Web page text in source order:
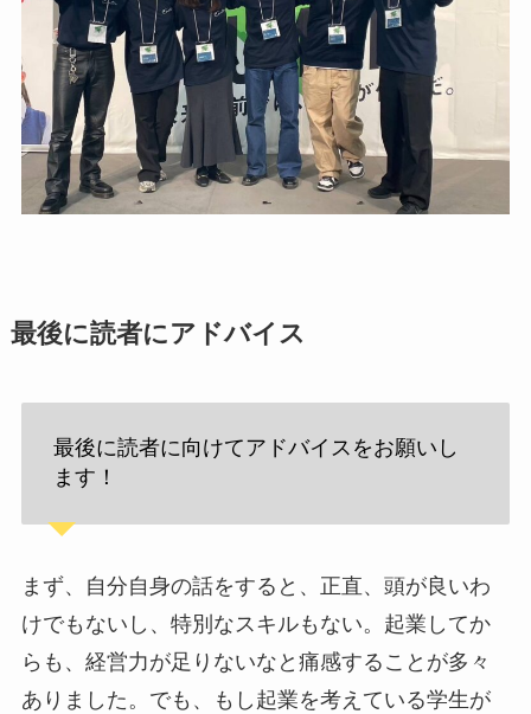
最後に読者にアドバイス
最後に読者に向けてアドバイスをお願いし
ます！
まず、自分自身の話をすると、正直、頭が良いわ
けでもないし、特別なスキルもない。起業してか
らも、経営力が足りないなと痛感することが多々
ありました。でも、もし起業を考えている学生が